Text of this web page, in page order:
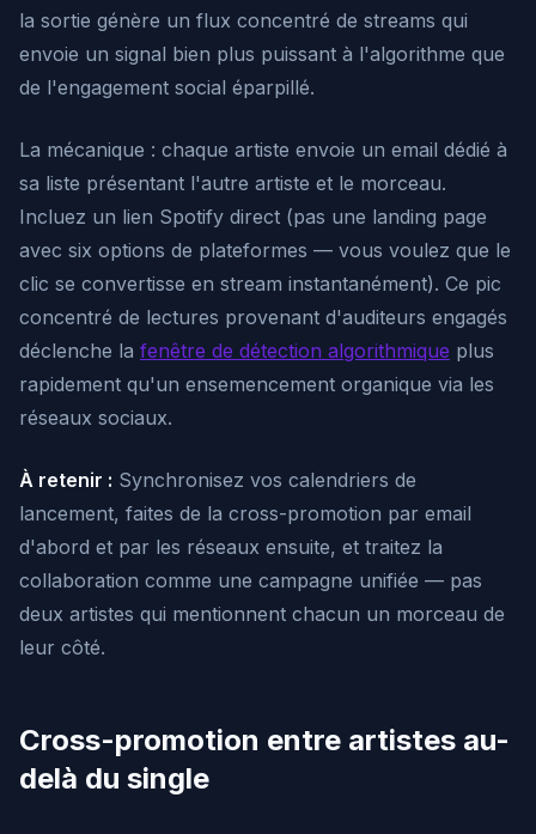
la sortie génère un flux concentré de streams qui
envoie un signal bien plus puissant à l'algorithme que
de l'engagement social éparpillé.
La mécanique : chaque artiste envoie un email dédié à
sa liste présentant l'autre artiste et le morceau.
Incluez un lien Spotify direct (pas une landing page
avec six options de plateformes — vous voulez que le
clic se convertisse en stream instantanément). Ce pic
concentré de lectures provenant d'auditeurs engagés
déclenche la fenêtre de détection algorithmique plus
rapidement qu'un ensemencement organique via les
réseaux sociaux.
À retenir : Synchronisez vos calendriers de
lancement, faites de la cross-promotion par email
d'abord et par les réseaux ensuite, et traitez la
collaboration comme une campagne unifiée — pas
deux artistes qui mentionnent chacun un morceau de
leur côté.
Cross-promotion entre artistes au-
delà du single